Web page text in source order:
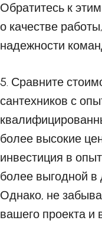
Обратитесь к
о качестве
надежности
5. Сравните
сантехников с
более высокие
инвестиция в
более выгодной в
Однако, не
вашего проекта и